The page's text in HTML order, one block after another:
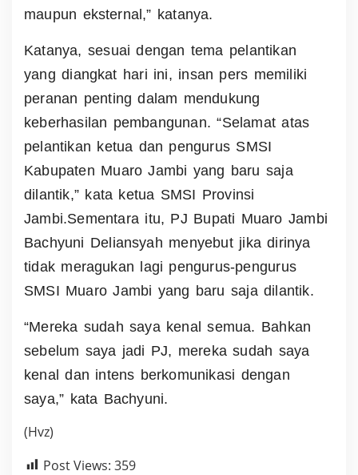
maupun eksternal,” katanya.
Katanya, sesuai dengan tema pelantikan
yang diangkat hari ini, insan pers memiliki
peranan penting dalam mendukung
keberhasilan pembangunan.“Selamat atas
pelantikan ketua dan pengurus SMSI
Kabupaten Muaro Jambi yang baru saja
dilantik,” kata ketua SMSI Provinsi
Jambi.Sementara itu, PJ Bupati Muaro Jambi
Bachyuni Deliansyah menyebut jika dirinya
tidak meragukan lagi pengurus-pengurus
SMSI Muaro Jambi yang baru saja dilantik.
“Mereka sudah saya kenal semua. Bahkan
sebelum saya jadi PJ, mereka sudah saya
kenal dan intens berkomunikasi dengan
saya,” kata Bachyuni.
(Hvz)
Post Views: 359